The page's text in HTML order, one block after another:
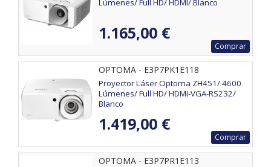
Lúmenes/ Full HD/ HDMI/ Blanco
1.165,00 €
Comprar
OPTOMA - E3P7PK1E118
Proyector Láser Optoma ZH451/ 4600
Lúmenes/ Full HD/ HDMI-VGA-RS232/
Blanco
1.419,00 €
Comprar
OPTOMA - E3P7PR1E113